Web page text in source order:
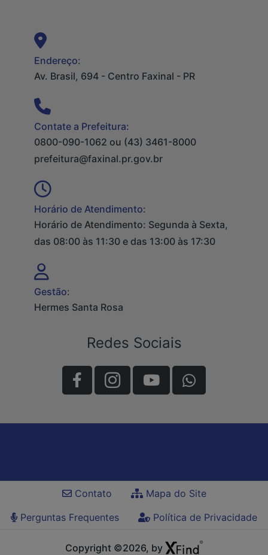
Endereço:
Av. Brasil, 694 - Centro Faxinal - PR
Contate a Prefeitura:
0800-090-1062 ou (43) 3461-8000
prefeitura@faxinal.pr.gov.br
Horário de Atendimento:
Horário de Atendimento: Segunda à Sexta,
das 08:00 às 11:30 e das 13:00 às 17:30
Gestão:
Hermes Santa Rosa
Redes Sociais
Contato
Mapa do Site
Perguntas Frequentes
Política de Privacidade
Copyright ©2026, by